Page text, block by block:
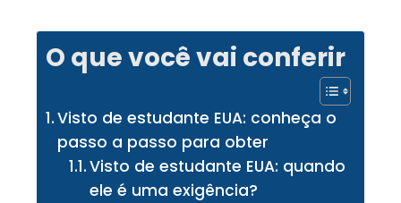
O que você vai conferir
Visto de estudante EUA: conheça o
passo a passo para obter
Visto de estudante EUA: quando
ele é uma exigência?